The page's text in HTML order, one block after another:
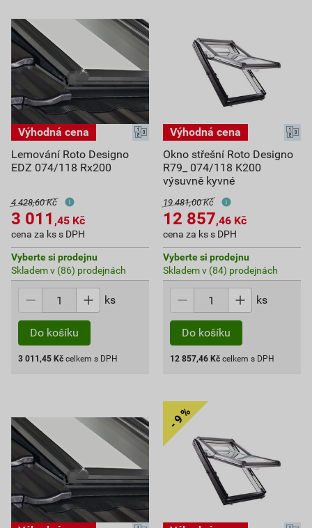
Lemování Roto Designo
EDZ 074/118 Rx200
4 428,60 Kč
3 011 ,45 Kč
cena za ks s DPH
Vyberte si prodejnu
Skladem v (86) prodejnách
ks
Do košíku
3 011,45 Kč celkem s DPH
Okno střešní Roto Designo
R79_ 074/118 K200
výsuvně kyvné
19 481,00 Kč
12 857,46 Kč
cena za ks s DPH
Vyberte si prodejnu
Skladem v (84) prodejnách
ks
Do košíku
12 857,46 Kč celkem s DPH